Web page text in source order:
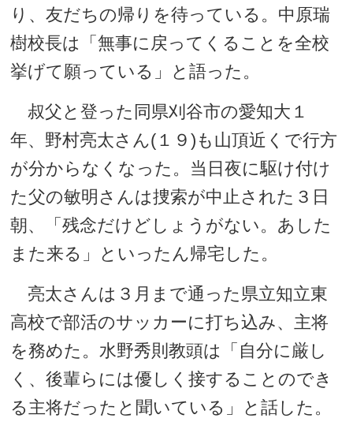
り、友だちの帰りを待っている。中原瑞
樹校長は「無事に戻ってくることを全校
挙げて願っている」と語った。
叔父と登った同県刈谷市の愛知大１
年、野村亮太さん(１９)も山頂近くで行方
が分からなくなった。当日夜に駆け付け
た父の敏明さんは捜索が中止された３日
朝、「残念だけどしょうがない。あした
また来る」といったん帰宅した。
亮太さんは３月まで通った県立知立東
高校で部活のサッカーに打ち込み、主将
を務めた。水野秀則教頭は「自分に厳し
く、後輩らには優しく接することのでき
る主将だったと聞いている」と話した。